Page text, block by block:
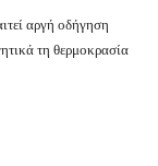
αργή οδήγηση
τη θερμοκρασία